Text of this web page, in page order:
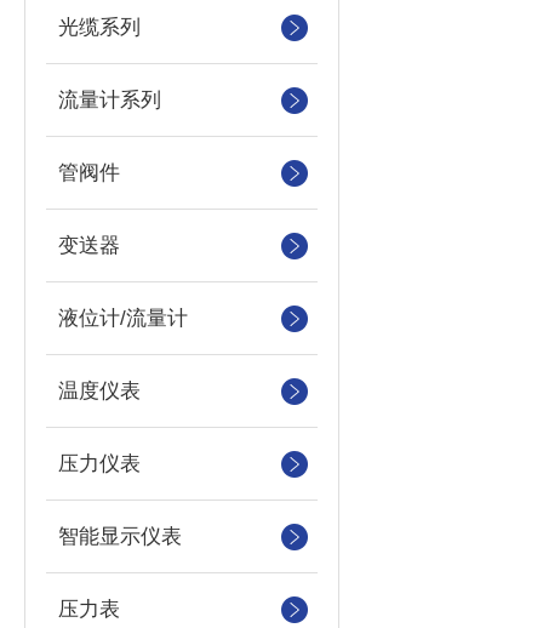
光缆系列
流量计系列
管阀件
变送器
液位计/流量计
温度仪表
压力仪表
智能显示仪表
压力表